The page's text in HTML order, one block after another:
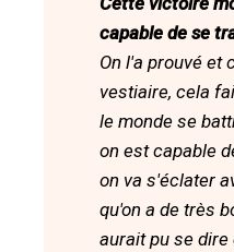
capable de se
On l'a prouvé et
vestiaire, cela
le monde se
on est capable
on va s'éclater
qu'on a de très
aurait pu se